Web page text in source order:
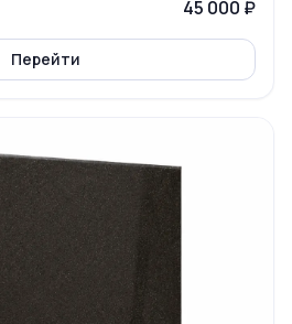
45 000 ₽
Перейти